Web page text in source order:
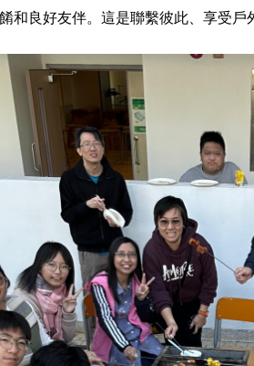
和良好友伴。這是聯繫彼此、享受